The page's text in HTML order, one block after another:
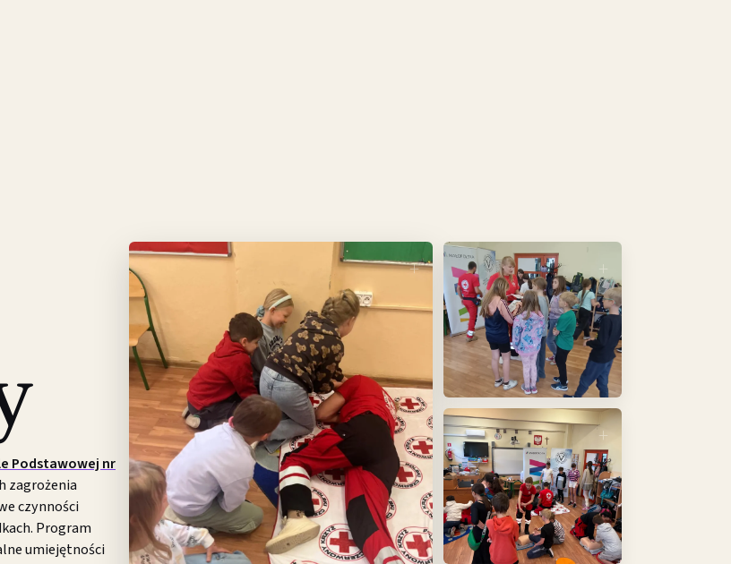
Podstawowej nr
zagrożenia
czynności
Program
umiejętności